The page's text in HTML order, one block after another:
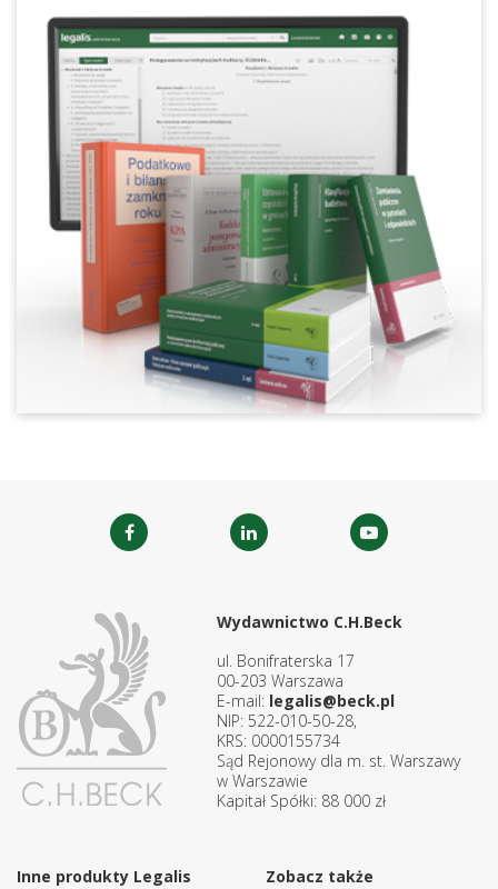
Wydawnictwo C.H.Beck
ul. Bonifraterska 17
00-203 Warszawa
E-mail: legalis@beck.pl
NIP: 522-010-50-28,
KRS: 0000155734
Sąd Rejonowy dla m. st. Warszawy
w Warszawie
Kapitał Spółki: 88 000 zł
Inne produkty Legalis Zobacz także